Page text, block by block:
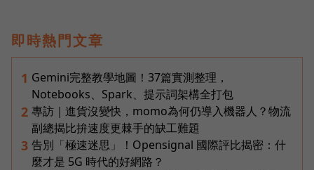
即時熱門文章
1 Gemini完整教學地圖！37篇實測整理，
Notebooks、Spark、提示詞架構全打包
2 專訪｜進貨沒變快，momo為何仍導入機器人？物流
副總揭比拚速度更棘手的缺工難題
3 告別「極速迷思」！Opensignal 國際評比揭密：什
麼才是 5G 時代的好網路？